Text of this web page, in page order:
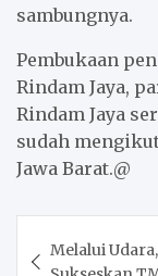
sambungnya.
Pembukaan
Rindam Jaya,
Rindam Jaya
sudah
Jawa Barat.@
Melalui